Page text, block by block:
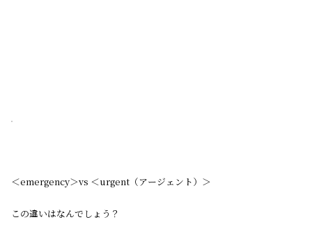
＜emergency＞vs ＜urgent（アージェント）＞
この違いはなんでしょう？